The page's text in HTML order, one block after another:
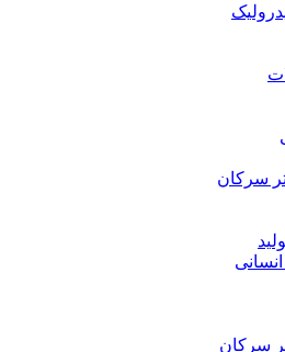
سرکان
سرکان